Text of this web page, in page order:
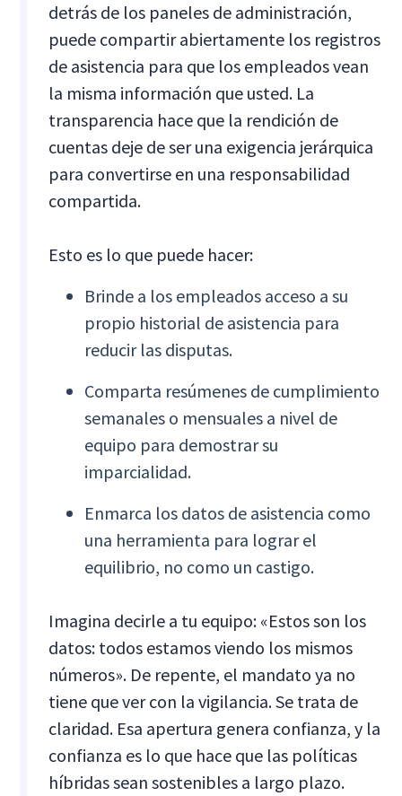
detrás de los paneles de administración,
puede compartir abiertamente los registros
de asistencia para que los empleados vean
la misma información que usted. La
transparencia hace que la rendición de
cuentas deje de ser una exigencia jerárquica
para convertirse en una responsabilidad
compartida.
Esto es lo que puede hacer:
Brinde a los empleados acceso a su
propio historial de asistencia para
reducir las disputas.
Comparta resúmenes de cumplimiento
semanales o mensuales a nivel de
equipo para demostrar su
imparcialidad.
Enmarca los datos de asistencia como
una herramienta para lograr el
equilibrio, no como un castigo.
Imagina decirle a tu equipo: «Estos son los
datos: todos estamos viendo los mismos
números». De repente, el mandato ya no
tiene que ver con la vigilancia. Se trata de
claridad. Esa apertura genera confianza, y la
confianza es lo que hace que las políticas
híbridas sean sostenibles a largo plazo.